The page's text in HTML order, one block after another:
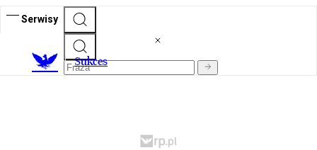
Serwisy
Sukces